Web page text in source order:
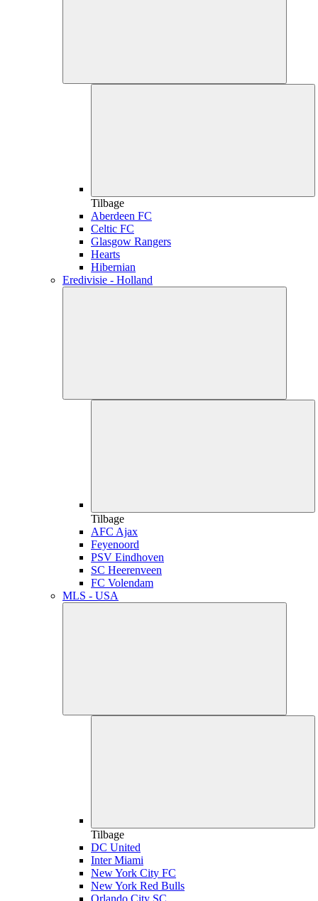
Tilbage
Aberdeen FC
Celtic FC
Glasgow Rangers
Hearts
Hibernian
Eredivisie - Holland
Tilbage
AFC Ajax
Feyenoord
PSV Eindhoven
SC Heerenveen
FC Volendam
MLS - USA
Tilbage
DC United
Inter Miami
New York City FC
New York Red Bulls
Orlando City SC